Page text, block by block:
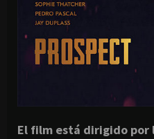
El film está dirigido por